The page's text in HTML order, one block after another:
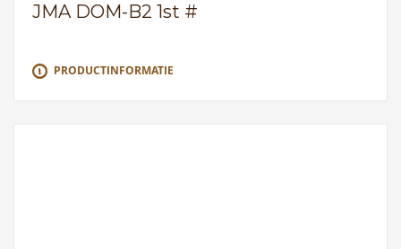
JMA DOM-B2 1st #
PRODUCTINFORMATIE